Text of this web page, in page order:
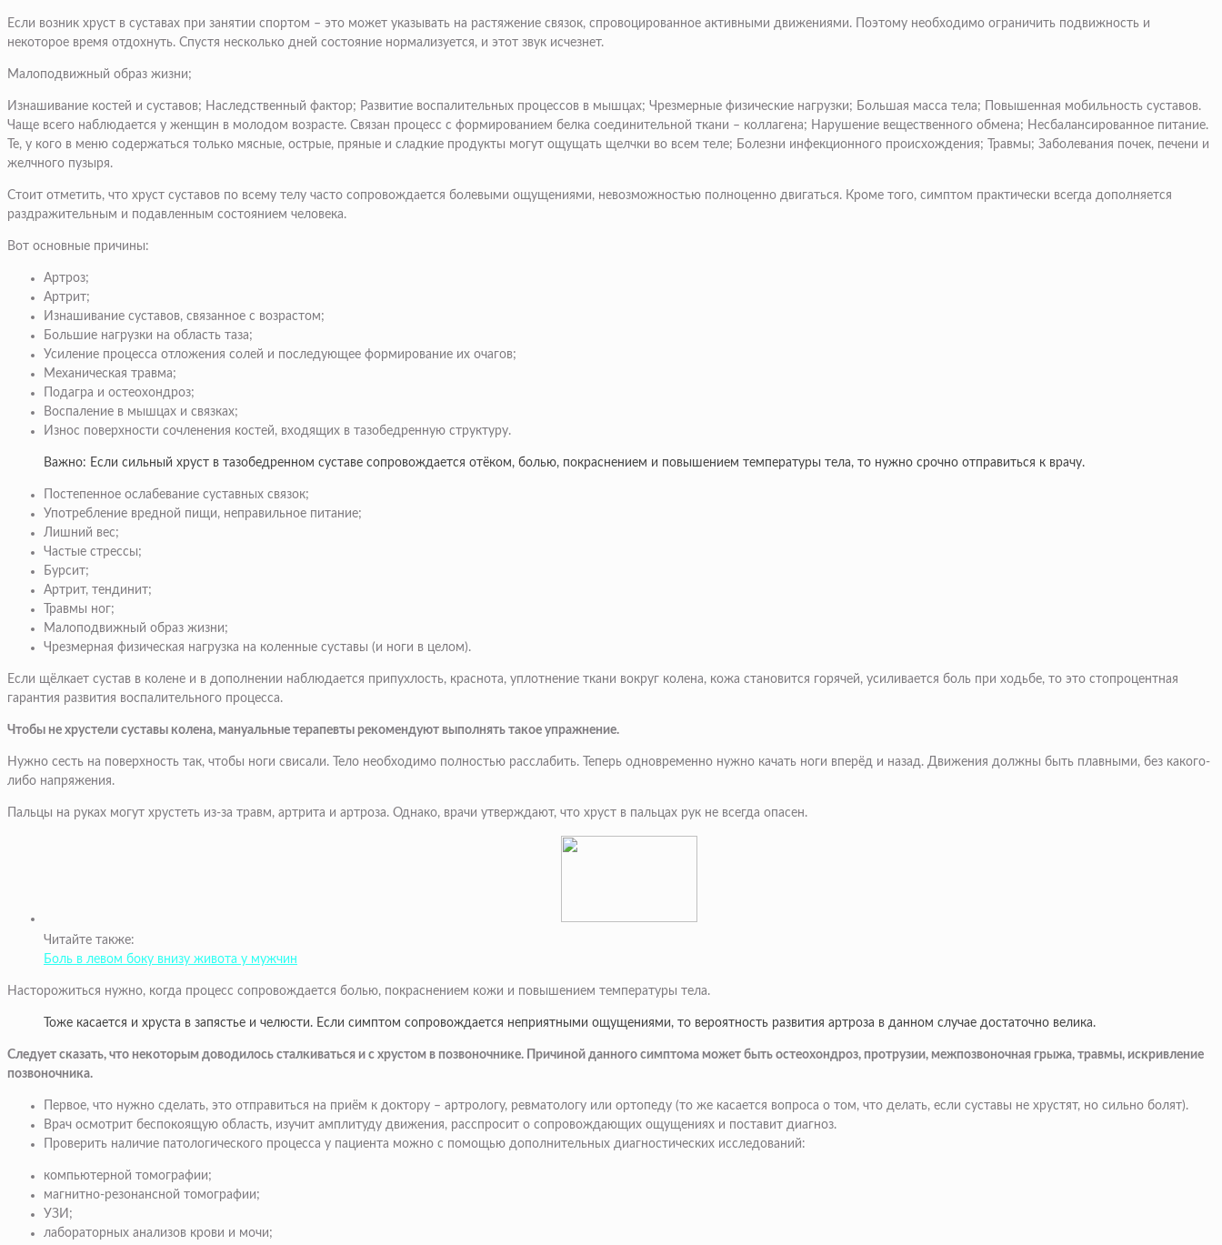
Если возник хруст в суставах при занятии спортом – это может указывать на растяжение связок, спровоцированное активными движениями. Поэтому необходимо ограничить подвижность и
некоторое время отдохнуть. Спустя несколько дней состояние нормализуется, и этот звук исчезнет.
Малоподвижный образ жизни;
Изнашивание костей и суставов; Наследственный фактор; Развитие воспалительных процессов в мышцах; Чрезмерные физические нагрузки; Большая масса тела; Повышенная мобильность суставов.
Чаще всего наблюдается у женщин в молодом возрасте. Связан процесс с формированием белка соединительной ткани – коллагена; Нарушение вещественного обмена; Несбалансированное питание.
Те, у кого в меню содержаться только мясные, острые, пряные и сладкие продукты могут ощущать щелчки во всем теле; Болезни инфекционного происхождения; Травмы; Заболевания почек, печени и
желчного пузыря.
Стоит отметить, что хруст суставов по всему телу часто сопровождается болевыми ощущениями, невозможностью полноценно двигаться. Кроме того, симптом практически всегда дополняется
раздражительным и подавленным состоянием человека.
Вот основные причины:
Артроз;
Артрит;
Изнашивание суставов, связанное с возрастом;
Большие нагрузки на область таза;
Усиление процесса отложения солей и последующее формирование их очагов;
Механическая травма;
Подагра и остеохондроз;
Воспаление в мышцах и связках;
Износ поверхности сочленения костей, входящих в тазобедренную структуру.
Важно: Если сильный хруст в тазобедренном суставе сопровождается отёком, болью, покраснением и повышением температуры тела, то нужно срочно отправиться к врачу.
Постепенное ослабевание суставных связок;
Употребление вредной пищи, неправильное питание;
Лишний вес;
Частые стрессы;
Бурсит;
Артрит, тендинит;
Травмы ног;
Малоподвижный образ жизни;
Чрезмерная физическая нагрузка на коленные суставы (и ноги в целом).
Если щёлкает сустав в колене и в дополнении наблюдается припухлость, краснота, уплотнение ткани вокруг колена, кожа становится горячей, усиливается боль при ходьбе, то это стопроцентная
гарантия развития воспалительного процесса.
Чтобы не хрустели суставы колена, мануальные терапевты рекомендуют выполнять такое упражнение.
Нужно сесть на поверхность так, чтобы ноги свисали. Тело необходимо полностью расслабить. Теперь одновременно нужно качать ноги вперёд и назад. Движения должны быть плавными, без какого-
либо напряжения.
Пальцы на руках могут хрустеть из-за травм, артрита и артроза. Однако, врачи утверждают, что хруст в пальцах рук не всегда опасен.
Читайте также:
Боль в левом боку внизу живота у мужчин
Насторожиться нужно, когда процесс сопровождается болью, покраснением кожи и повышением температуры тела.
Тоже касается и хруста в запястье и челюсти. Если симптом сопровождается неприятными ощущениями, то вероятность развития артроза в данном случае достаточно велика.
Следует сказать, что некоторым доводилось сталкиваться и с хрустом в позвоночнике. Причиной данного симптома может быть остеохондроз, протрузии, межпозвоночная грыжа, травмы, искривление
позвоночника.
Первое, что нужно сделать, это отправиться на приём к доктору – артрологу, ревматологу или ортопеду (то же касается вопроса о том, что делать, если суставы не хрустят, но сильно болят).
Врач осмотрит беспокоящую область, изучит амплитуду движения, расспросит о сопровождающих ощущениях и поставит диагноз.
Проверить наличие патологического процесса у пациента можно с помощью дополнительных диагностических исследований:
компьютерной томографии;
магнитно-резонансной томографии;
УЗИ;
лабораторных анализов крови и мочи;